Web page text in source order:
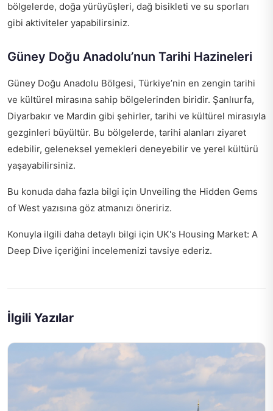
bölgelerde, doğa yürüyüşleri, dağ bisikleti ve su sporları
gibi aktiviteler yapabilirsiniz.
Güney Doğu Anadolu’nun Tarihi Hazineleri
Güney Doğu Anadolu Bölgesi, Türkiye’nin en zengin tarihi
ve kültürel mirasına sahip bölgelerinden biridir. Şanlıurfa,
Diyarbakır ve Mardin gibi şehirler, tarihi ve kültürel mirasıyla
gezginleri büyültür. Bu bölgelerde, tarihi alanları ziyaret
edebilir, geleneksel yemekleri deneyebilir ve yerel kültürü
yaşayabilirsiniz.
Bu konuda daha fazla bilgi için Unveiling the Hidden Gems
of West yazısına göz atmanızı öneririz.
Konuyla ilgili daha detaylı bilgi için UK's Housing Market: A
Deep Dive içeriğini incelemenizi tavsiye ederiz.
İlgili Yazılar